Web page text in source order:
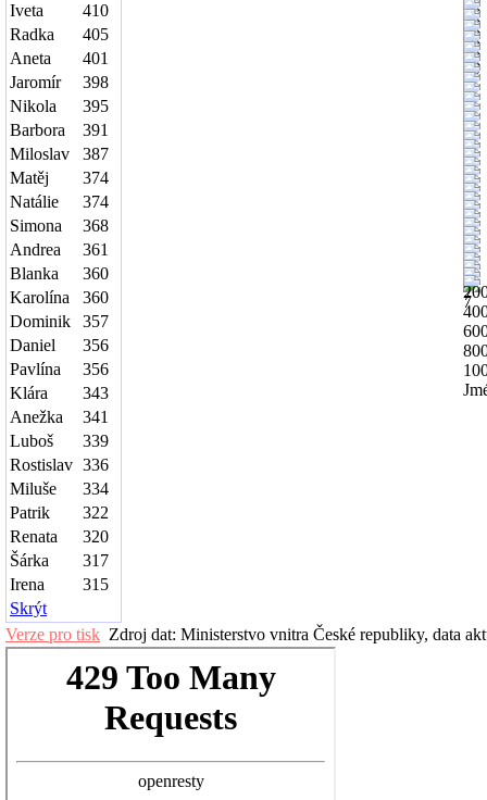
Iveta
410
Radka
405
Aneta
401
Jaromír
398
Nikola
395
Barbora
391
Miloslav
387
Matěj
374
Natálie
374
Simona
368
Andrea
361
Blanka
360
Karolína
360
Dominik
357
Daniel
356
Pavlína
356
Klára
343
Anežka
341
Luboš
339
Rostislav 336
Miluše
334
Patrik
322
Renata
320
Šárka
317
Irena
315
Skrýt
Verze pro tisk Zdroj dat: Ministerstvo vnitra České republiky, data